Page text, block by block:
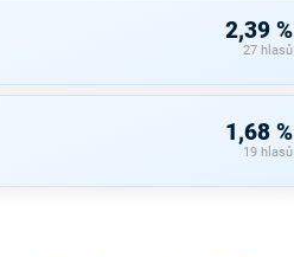
2,39 %
27 hlasů
1,68 %
19 hlasů